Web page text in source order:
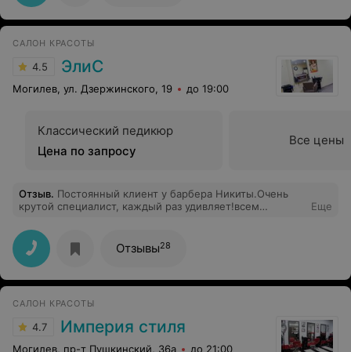
САЛОН КРАСОТЫ
4.5 ЭлиС
Могилев, ул. Дзержинского, 19 до 19:00
Классический педикюр
Цена по запросу
Все цены
Отзыв. Постоянный клиент у барбера Никиты.Очень
крутой специалист, каждый раз удивляет!всем
Еще
Отзывы28
САЛОН КРАСОТЫ
4.7 Империя стиля
Могилев, пр-т Пушкинский, 36а до 21:00